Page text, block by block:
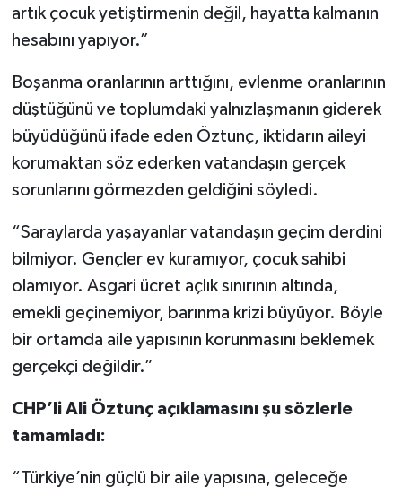
artık çocuk yetiştirmenin değil, hayatta kalmanın
hesabını yapıyor.”
Boşanma oranlarının arttığını, evlenme oranlarının
düştüğünü ve toplumdaki yalnızlaşmanın giderek
büyüdüğünü ifade eden Öztunç, iktidarın aileyi
korumaktan söz ederken vatandaşın gerçek
sorunlarını görmezden geldiğini söyledi.
“Saraylarda yaşayanlar vatandaşın geçim derdini
bilmiyor. Gençler ev kuramıyor, çocuk sahibi
olamıyor. Asgari ücret açlık sınırının altında,
emekli geçinemiyor, barınma krizi büyüyor. Böyle
bir ortamda aile yapısının korunmasını beklemek
gerçekçi değildir.”
CHP’li Ali Öztunç açıklamasını şu sözlerle
tamamladı:
“Türkiye’nin güçlü bir aile yapısına, geleceğe